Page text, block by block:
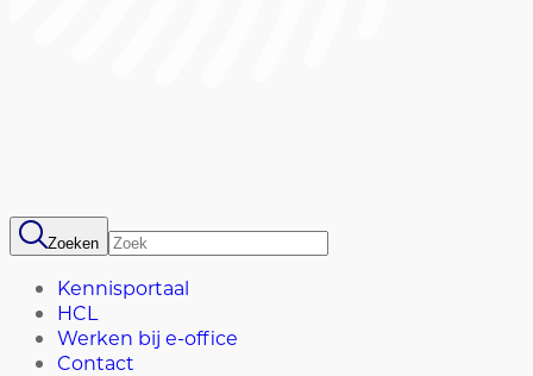
Zoeken
Kennisportaal
HCL
Werken bij e-office
Contact